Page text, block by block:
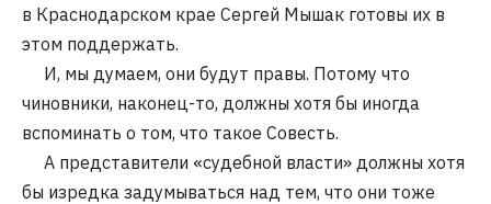
в Краснодарском крае Сергей Мышак готовы их в
этом поддержать.
И, мы думаем, они будут правы. Потому что
чиновники, наконец-то, должны хотя бы иногда
вспоминать о том, что такое Совесть.
А представители «судебной власти» должны хотя
бы изредка задумываться над тем, что они тоже